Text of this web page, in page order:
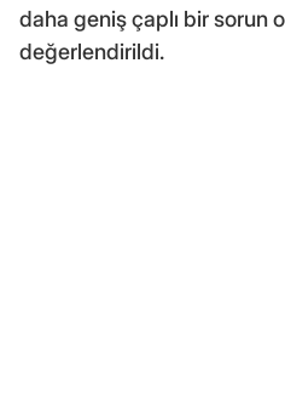
daha geniş çaplı bir sorun
değerlendirildi.